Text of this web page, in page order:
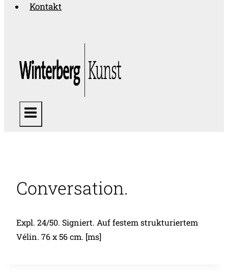
Kontakt
Conversation.
Expl. 24/50. Signiert. Auf festem strukturiertem
Vélin. 76 x 56 cm. [ms]